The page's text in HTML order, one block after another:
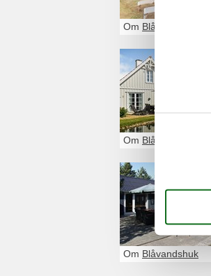
Om Blåvandshuk
Om Blåvandshuk
Om Blåvandshuk